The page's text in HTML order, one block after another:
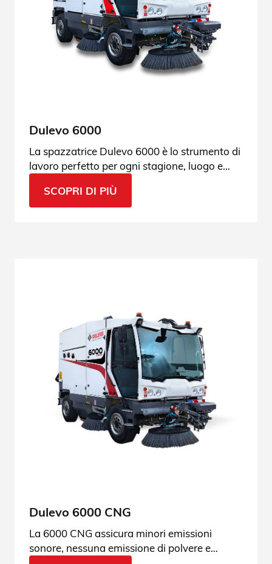
Dulevo 6000
La spazzatrice Dulevo 6000 è lo strumento di
lavoro perfetto per ogni stagione, luogo e
SCOPRI DI PIÙ
Dulevo 6000 CNG
La 6000 CNG assicura minori emissioni
sonore, nessuna emissione di polvere e